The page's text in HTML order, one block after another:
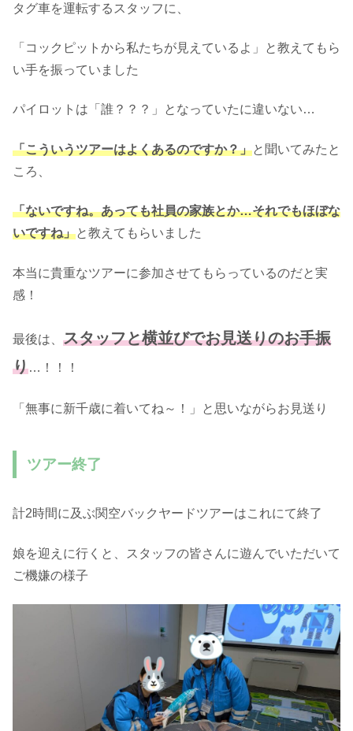
タグ車を運転するスタッフに、
「コックピットから私たちが見えているよ」と教えてもら
い手を振っていました
パイロットは「誰？？？」となっていたに違いない…
「こういうツアーはよくあるのですか？」と聞いてみたと
ころ、
「ないですね。あっても社員の家族とか…それでもほぼな
いですね」と教えてもらいました
本当に貴重なツアーに参加させてもらっているのだと実
感！
最後は、 スタッフと横並びでお見送りのお手振
り…！！！
「無事に新千歳に着いてね～！」と思いながらお見送り
ツアー終了
計2時間に及ぶ関空バックヤードツアーはこれにて終了
娘を迎えに行くと、スタッフの皆さんに遊んでいただいて
ご機嫌の様子